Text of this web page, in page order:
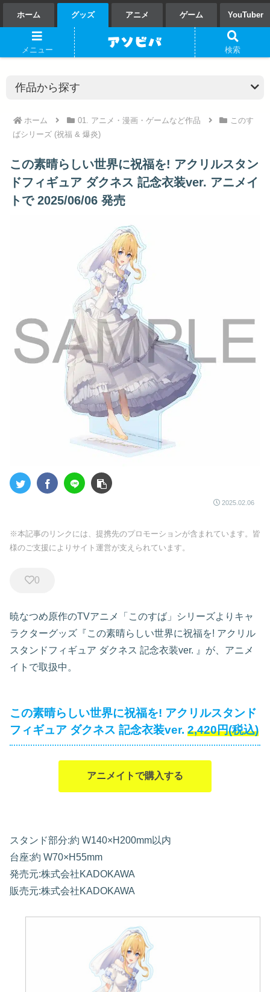
ホーム グッズ アニメ ゲーム YouTuber
ホーム 01. アニメ・漫画・ゲームなど作品
このす
ばシリーズ (祝福 & 爆炎)
この素晴らしい世界に祝福を! アクリルスタン
ドフィギュア ダクネス 記念衣装ver. アニメイ
トで 2025/06/06 発売
2025.02.06
※本記事のリンクには、提携先のプロモーションが含まれています。皆
様のご支援によりサイト運営が支えられています。
0
暁なつめ原作のTVアニメ「このすば」シリーズよりキャ
ラクターグッズ『この素晴らしい世界に祝福を! アクリル
スタンドフィギュア ダクネス 記念衣装ver. 』が、アニメ
イトで取扱中。
この素晴らしい世界に祝福を! アクリルスタンド
フィギュア ダクネス 記念衣装ver. 2,420円(税込)
アニメイトで購入する
スタンド部分:約 W140×H200mm以内
台座:約 W70×H55mm
発売元:株式会社KADOKAWA
販売元:株式会社KADOKAWA
メニュー 検索